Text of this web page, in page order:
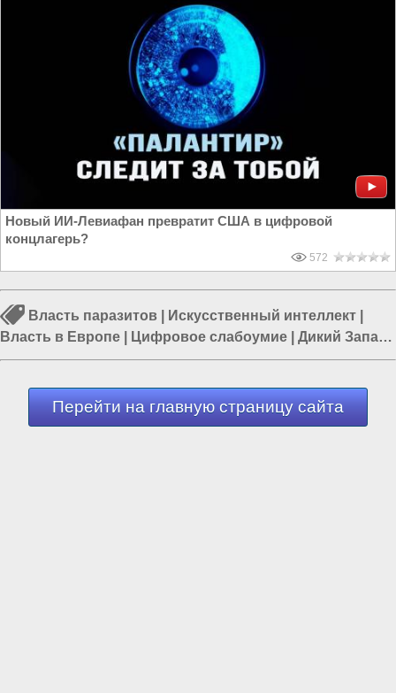
Новый ИИ-Левиафан превратит США в цифровой
концлагерь?
572
Власть паразитов Искусственный интеллект
Власть в Европе
Цифровое слабоумие Дикий Запад|
Великобритания|Бизнес в США
Перейти на главную страницу сайта